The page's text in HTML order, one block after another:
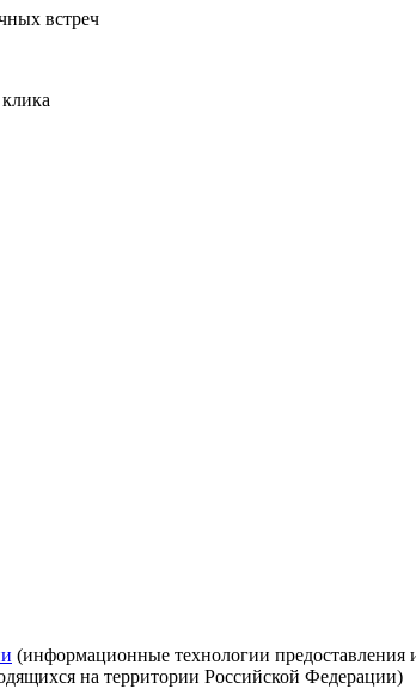
встреч
(информационные технологии предоставления
на территории Российской Федерации)